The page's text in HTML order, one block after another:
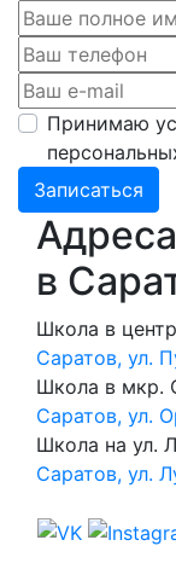
Принимаю
Записаться
Адреса
в
Школа в
Саратов, ул.
Школа в мкр.
Саратов, ул.
Школа на ул.
Саратов, ул.